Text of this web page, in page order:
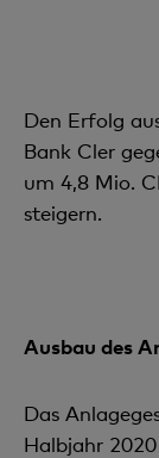
Den Erfolg
Bank Cler
um 4,8 Mio.
steigern.
Ausbau des
Das
Halbjahr